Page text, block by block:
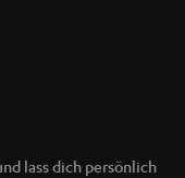
lass dich persönlich